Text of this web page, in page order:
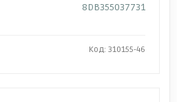
8DB355037731
Код: 310155-46